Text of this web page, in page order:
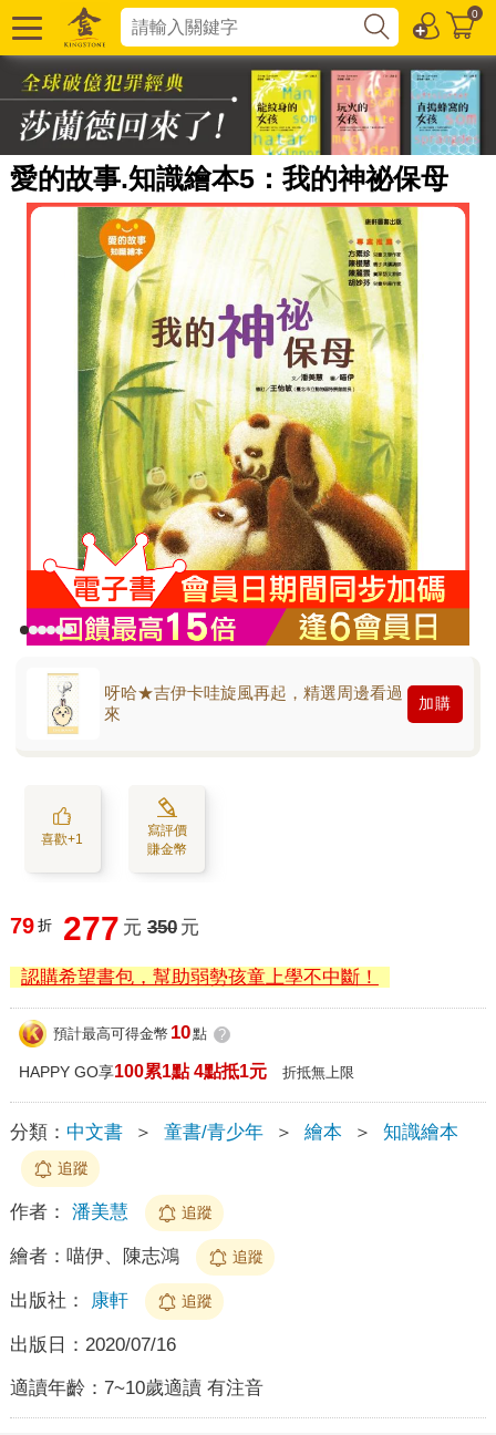
0
愛的故事.知識繪本5：我的神祕保母
呀哈★吉伊卡哇旋風再起，精選周邊看過
來
加購
喜歡+1
寫評價
賺金幣
79 折 277 元 350 元
認購希望書包，幫助弱勢孩童上學不中斷！
預計最高可得金幣 10點 ?
HAPPY GO享100累1點 4點抵1元 折抵無上限
分類： 中文書 ＞ 童書/青少年 ＞ 繪本 ＞ 知識繪本
追蹤
作者： 潘美慧 追蹤
繪者： 喵伊、陳志鴻 追蹤
出版社： 康軒 追蹤
出版日： 2020/07/16
適讀年齡： 7~10歲適讀 有注音